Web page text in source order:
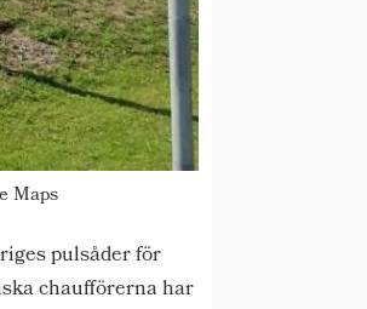
Maps
pulsåder för
chaufförerna har